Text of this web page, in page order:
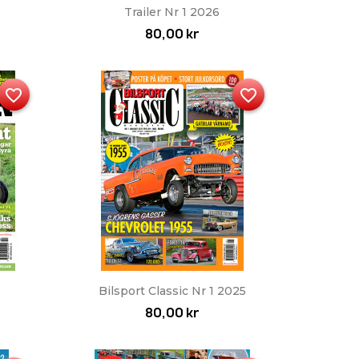
Snabbvy
Trailer Nr 1 2026
80,00 kr
favorite_border
Snabbvy
Bilsport Classic Nr 1 2025
80,00 kr
favorite_border